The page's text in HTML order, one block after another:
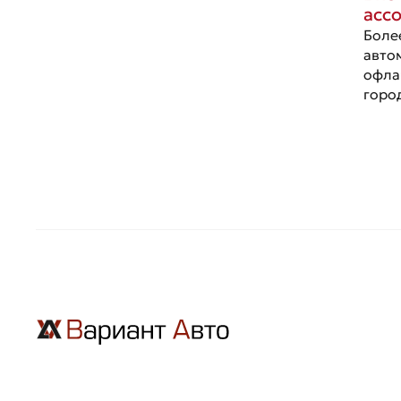
UAZ